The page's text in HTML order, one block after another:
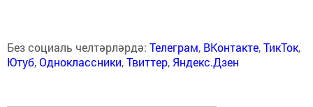
Без социаль челтәрләрдә: Телеграм, ВКонтакте,ТикТок,
Ютуб,Одноклассники,Твиттер, Яндекс.Дзен